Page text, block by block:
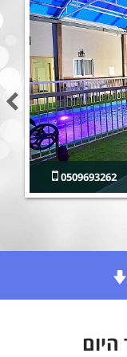
0509693262